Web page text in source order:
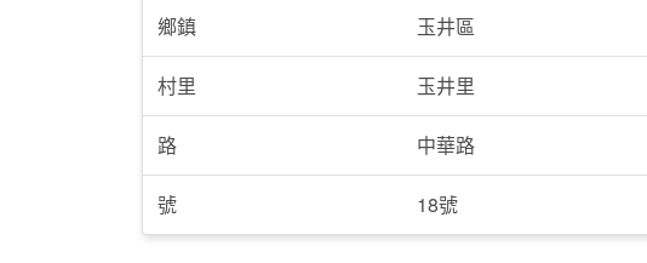
鄉鎮 玉井區
村里 玉井里
路 中華路
號 18號